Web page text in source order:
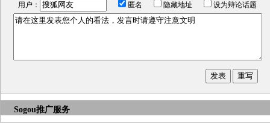
用户： 匿名 隐藏地址 设为辩论话题
Sogou推广服务